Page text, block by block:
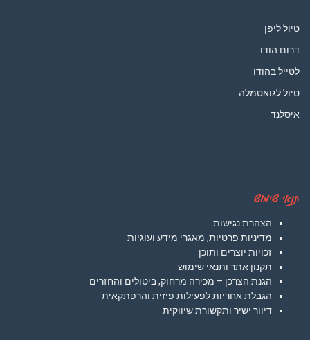
טיול ליפן
דרום הודו
לטייל בהודו
טיול לגואטמלה
איסלנד
תנאי שימוש
הצהרת נגישות
מדיניות פרטיות, מאגרי מידע ועוגיות
זכויות יוצרים ותוכן
תקנון אתר ותנאי שימוש
הגנת הצרכן – מכירה מרחוק, ביטולים והחזרים
הגבלת אחריות לפעילות פיזית והרפתקאית
דיוור ישיר ותקשורת שיווקית